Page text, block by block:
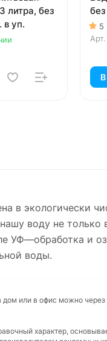
литра, без
в уп.
5
Арт.
в экологически
воду не только
УФ—обработка и
воды.
дом или в офис можно
характер,